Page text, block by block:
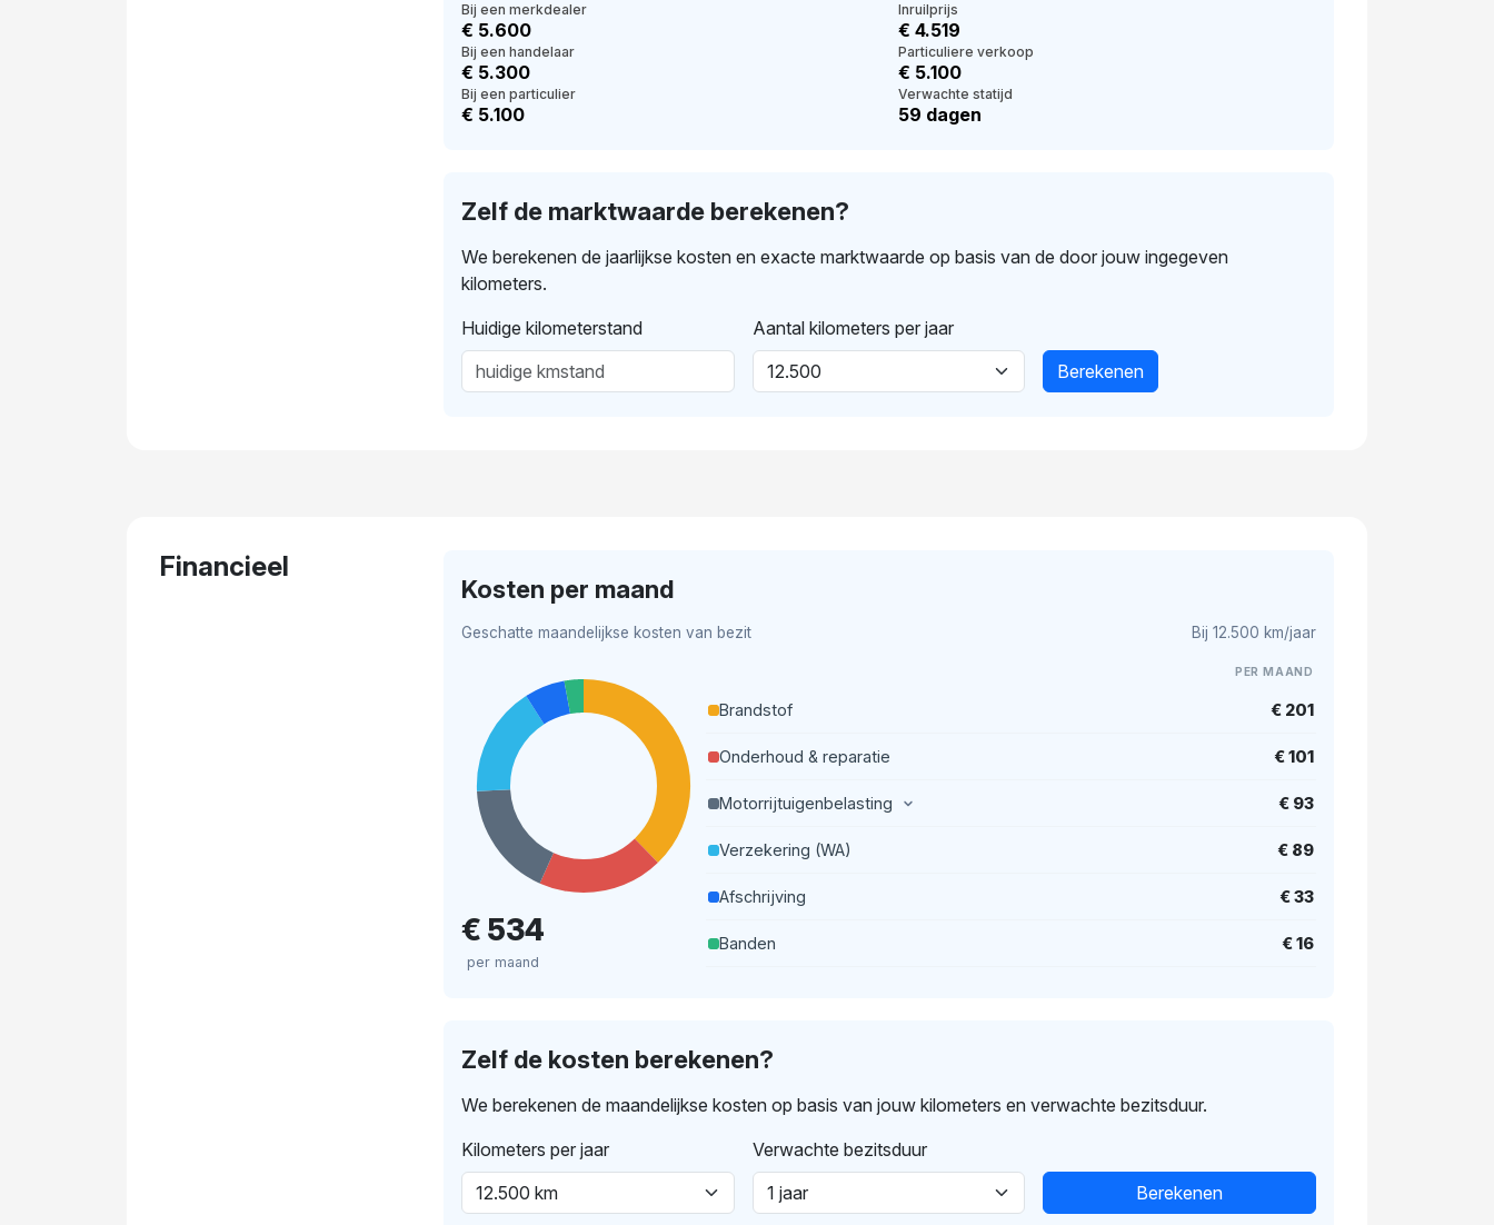
Bij een merkdealer
€ 5.600
Bij een handelaar
€ 5.300
Bij een particulier
€ 5.100
Inruilprijs
€ 4.519
Particuliere verkoop
€ 5.100
Verwachte statijd
59 dagen
Zelf de marktwaarde berekenen?
We berekenen de jaarlijkse kosten en exacte marktwaarde op basis van de door jouw ingegeven
kilometers.
Huidige kilometerstand
Aantal kilometers per jaar
Berekenen
Financieel
Kosten per maand
Geschatte maandelijkse kosten van bezit Bij 12.500 km/jaar
€ 534
per maand
PER MAAND
Brandstof € 201
Onderhoud & reparatie € 101
Motorrijtuigenbelasting € 93
Verzekering (WA) € 89
Afschrijving € 33
Banden € 16
Zelf de kosten berekenen?
We berekenen de maandelijkse kosten op basis van jouw kilometers en verwachte bezitsduur.
Kilometers per jaar
Verwachte bezitsduur
Berekenen